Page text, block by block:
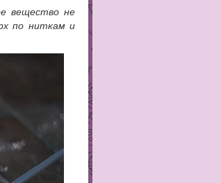
вещество не
по ниткам и